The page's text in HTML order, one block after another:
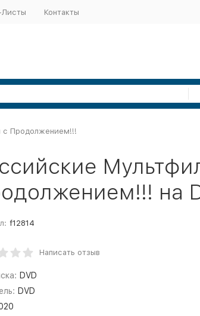
Контакты
с Продолжением!!!
на
f12814
Написать отзыв
DVD
DVD